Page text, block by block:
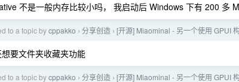
不是一般内存比较小吗， 我启动后 Windows 下有 200 多 M
to a topic bycppakko › 分享创造 › [开源] Miaominal - 另一个使用 GPUI
要文件夹收藏夹功能
to a topic bycppakko › 分享创造 › [开源] Miaominal - 另一个使用 GPUI